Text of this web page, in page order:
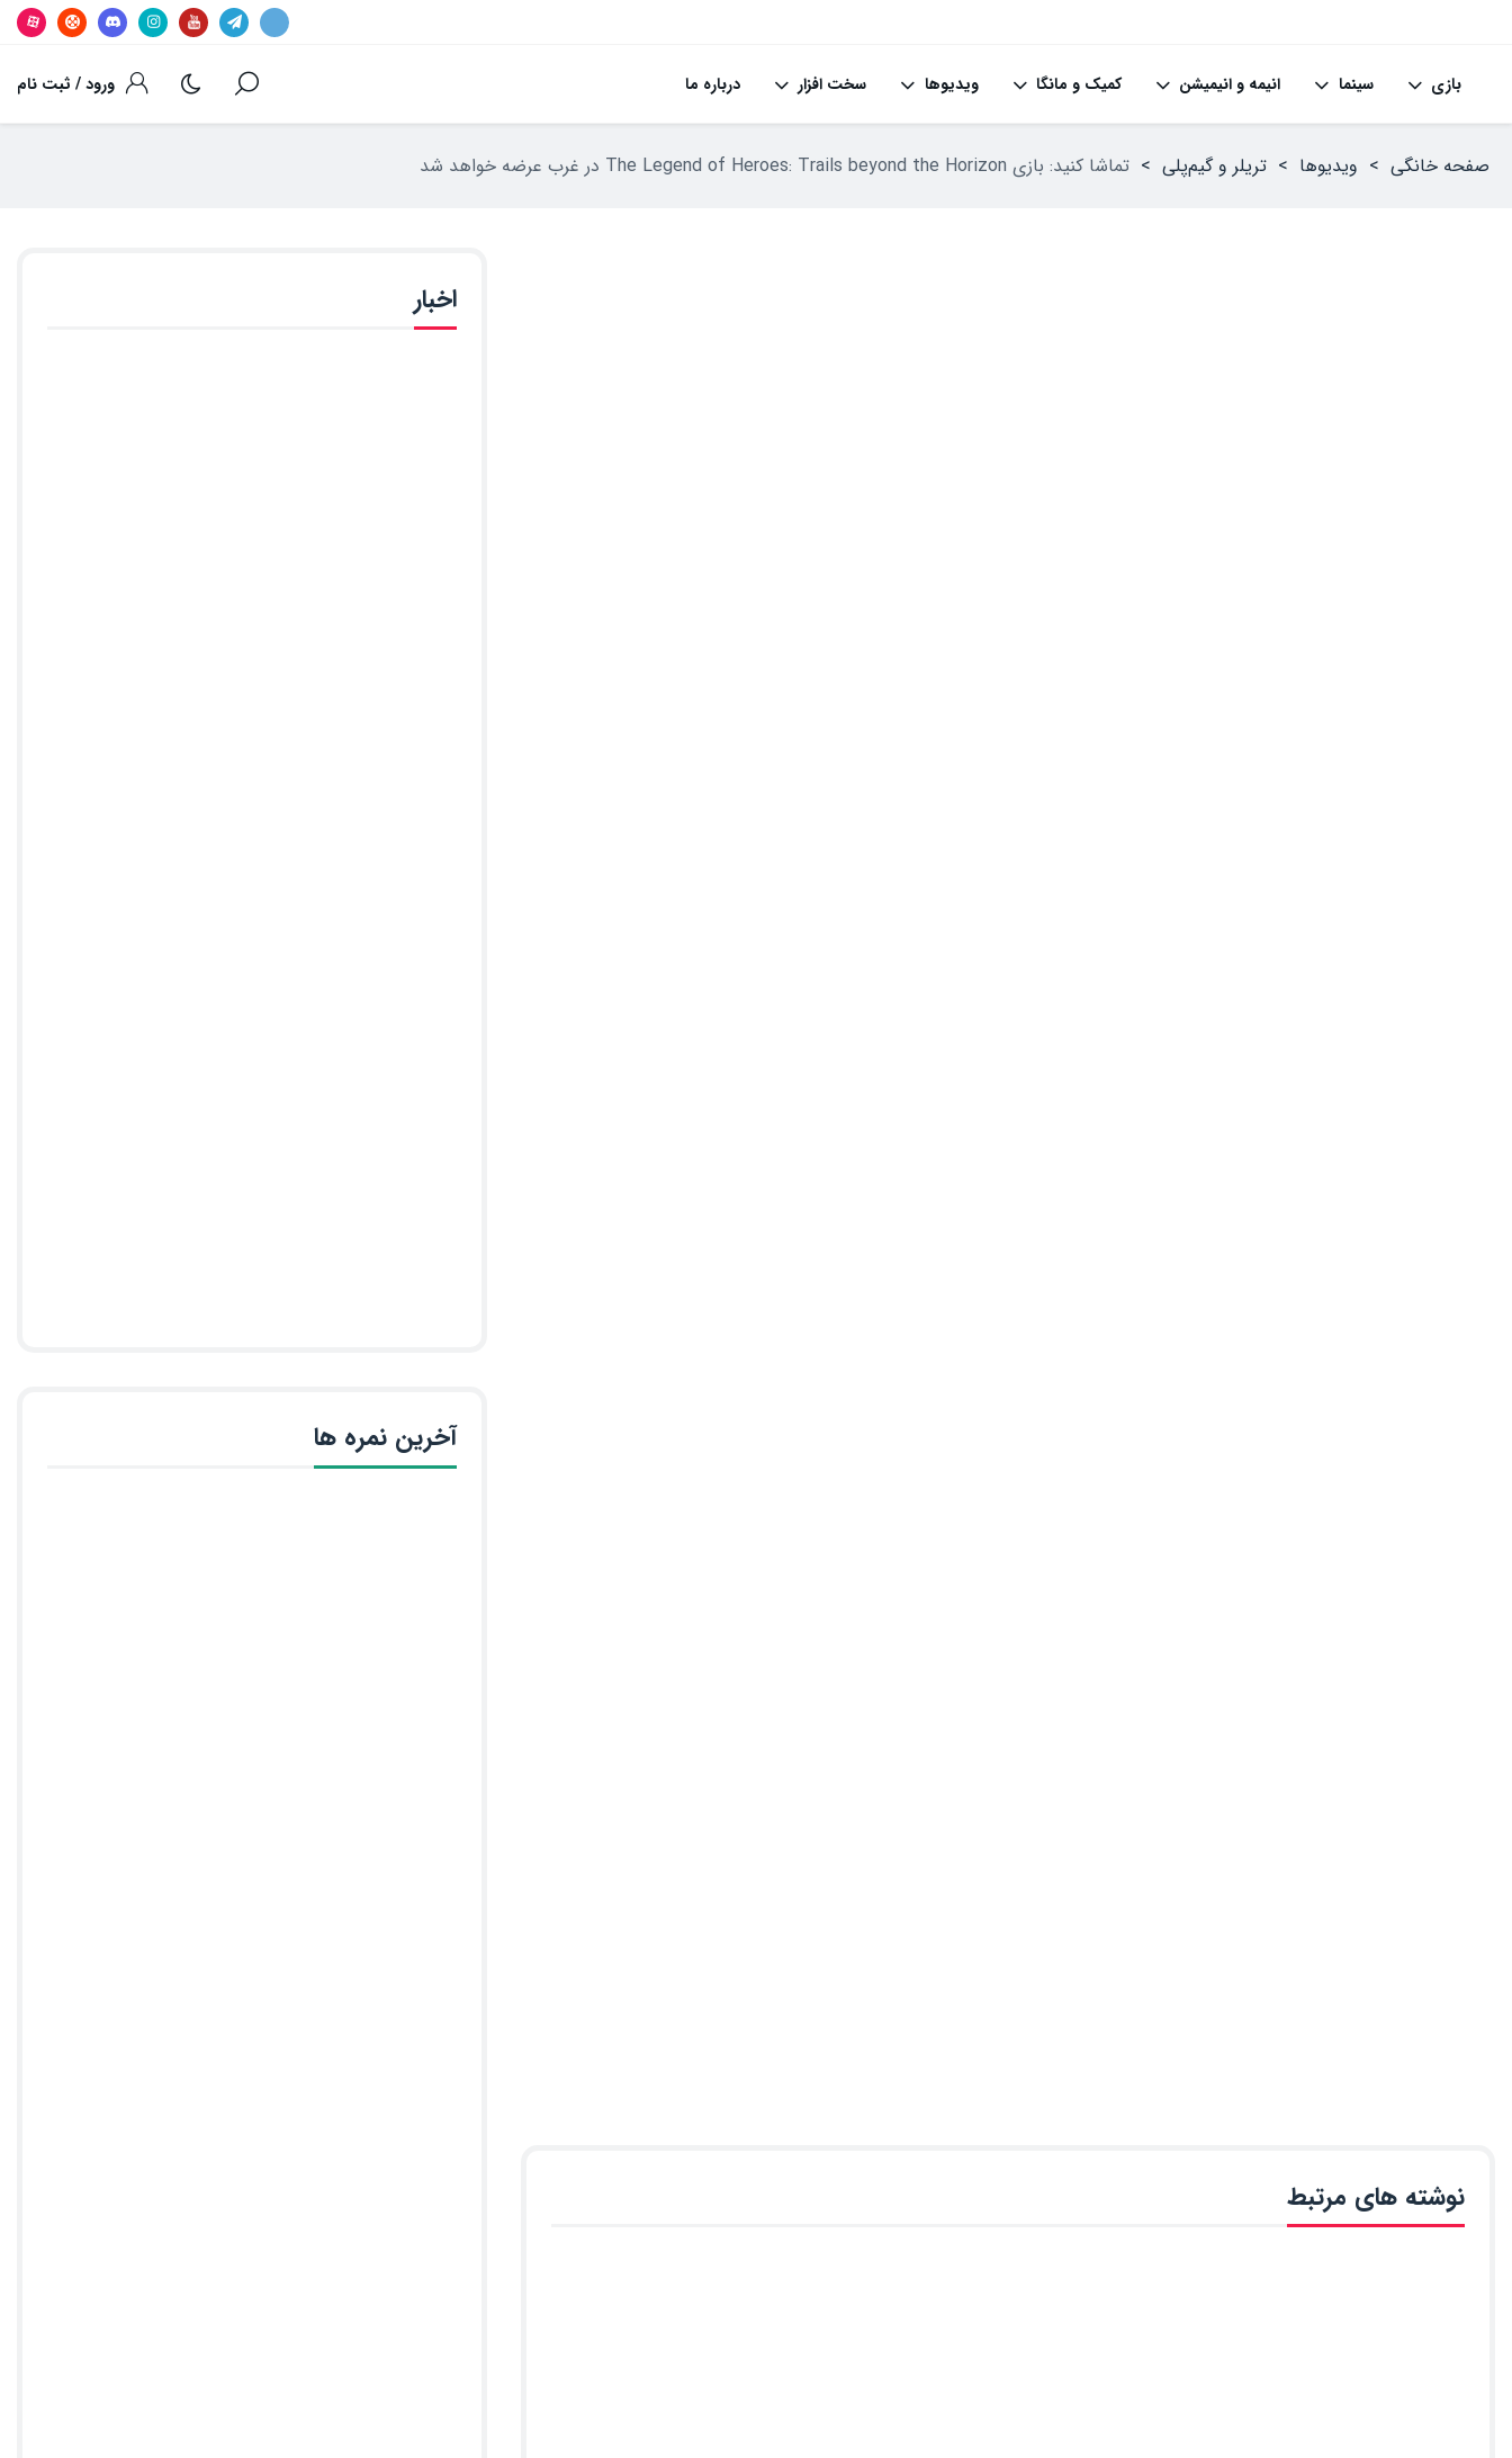
ورود / ثبت نام بازی سینما انیمه و انیمیشن کمیک و مانگا ویدیوها سخت افزار درباره ما
صفحه خانگی > ویدیوها > تریلر و گیم‌پلی > تماشا کنید: بازی The Legend of Heroes: Trails beyond the Horizon در غرب عرضه خواهد شد
نوشته های مرتبط
اخبار
آخرین نمره ها